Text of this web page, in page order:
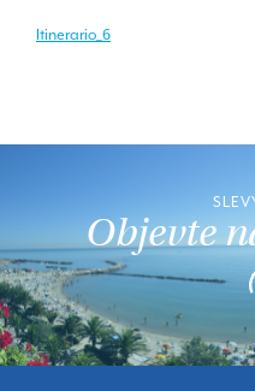
Itinerario_6
Objevte